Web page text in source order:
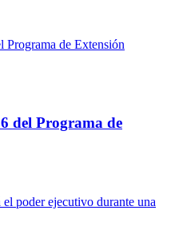
del Programa de